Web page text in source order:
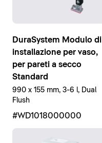
DuraSystem Modulo di
installazione per vaso,
per pareti a secco
Standard
990 x 155 mm, 3-6 l, Dual
Flush
#WD1018000000